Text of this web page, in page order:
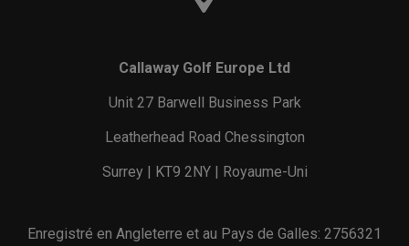
Callaway Golf Europe Ltd
Unit 27 Barwell Business Park
Leatherhead Road Chessington
Surrey | KT9 2NY | Royaume-Uni
Enregistré en Angleterre et au Pays de Galles: 2756321